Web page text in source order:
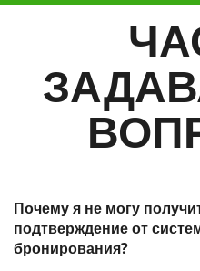
Почему я не могу
подтверждение от
бронирования?